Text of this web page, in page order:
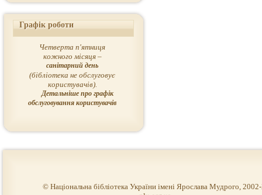
Графік роботи
Четверта п'ятниця
кожного місяця –
санітарний день
(бібліотека не обслуговує
користувачів).
Детальніше про графік
обслуговування користувачів
© Національна бібліотека України імені Ярослава Мудрого,